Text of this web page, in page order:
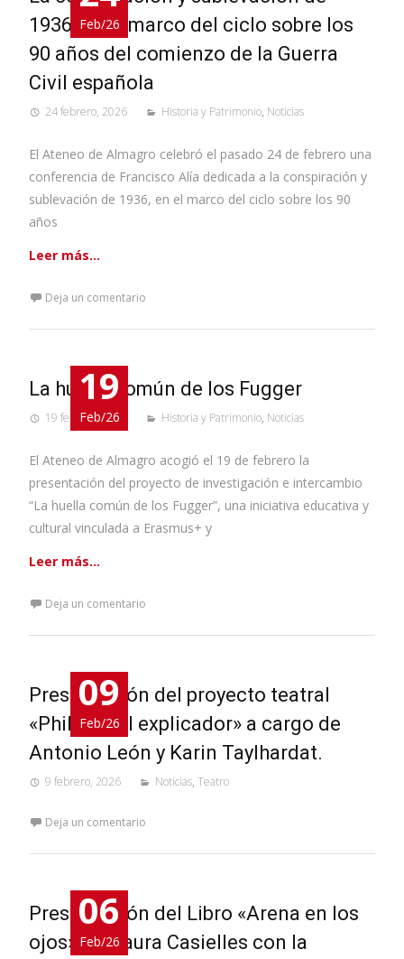
Feb/26
1936, en el marco del ciclo sobre los
90 años del comienzo de la Guerra
Civil española
24 febrero, 2026 Historia y Patrimonio, Noticias
El Ateneo de Almagro celebró el pasado 24 de febrero una
conferencia de Francisco Alía dedicada a la conspiración y
sublevación de 1936, en el marco del ciclo sobre los 90
años
Leer más…
Deja un comentario
19
Feb/26
La huella común de los Fugger
19 febrero, 2026 Historia y Patrimonio, Noticias
El Ateneo de Almagro acogió el 19 de febrero la
presentación del proyecto de investigación e intercambio
“La huella común de los Fugger”, una iniciativa educativa y
cultural vinculada a Erasmus+ y
Leer más…
Deja un comentario
09
Feb/26
Presentación del proyecto teatral
«Philibus, el explicador» a cargo de
Antonio León y Karin Taylhardat.
9 febrero, 2026 Noticias, Teatro
Deja un comentario
06
Feb/26
Presentación del Libro «Arena en los
ojos», de Laura Casielles con la